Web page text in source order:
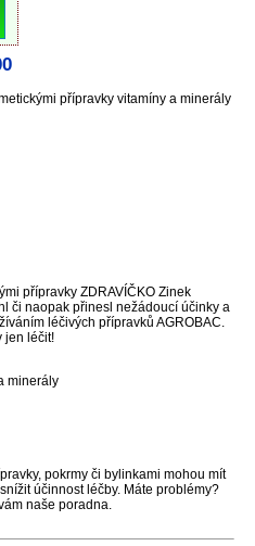
přípravky vitamíny a minerály
přípravky ZDRAVÍČKO Zinek
či naopak přinesl nežádoucí účinky a
léčivých přípravků AGROBAC.
jen léčit!
minerály
pokrmy či bylinkami mohou mít
účinnost léčby. Máte problémy?
naše poradna.